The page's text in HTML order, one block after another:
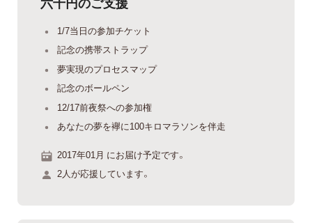
1/7当日の参加チケット
記念の携帯ストラップ
夢実現のプロセスマップ
記念のボールペン
12/17前夜祭への参加権
あなたの夢を襷に100キロマラソンを伴走
2017年01月 にお届け予定です。
2人が応援しています。